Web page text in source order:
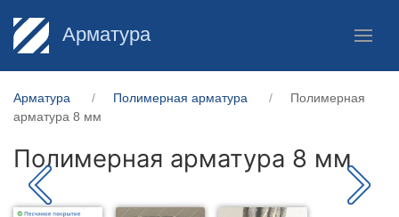
Арматура
Арматура Полимерная арматура
Полимерная
арматура 8 мм
Полимерная арматура 8 мм